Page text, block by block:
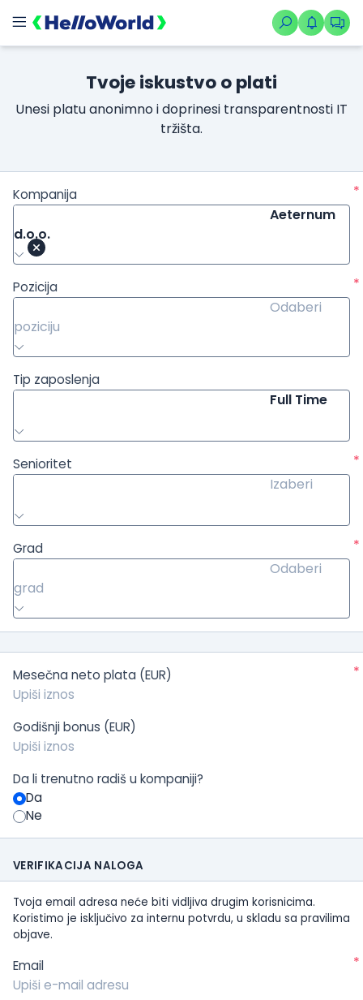
Tvoje iskustvo o plati
Unesi platu anonimno i doprinesi transparentnosti IT
tržišta.
Kompanija
*
Aeternum
d.o.o.
Pozicija
*
Odaberi
poziciju
Tip zaposlenja
Full Time
Senioritet
*
Izaberi
Grad
*
Odaberi
grad
Mesečna neto plata (EUR) *
Godišnji bonus (EUR)
Da li trenutno radiš u kompaniji?
Da
Ne
VERIFIKACIJA NALOGA
Tvoja email adresa neće biti vidljiva drugim korisnicima.
Koristimo je isključivo za internu potvrdu, u skladu sa pravilima
objave.
Email *